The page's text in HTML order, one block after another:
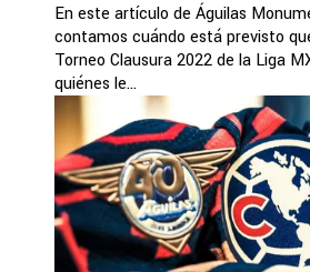
En este artículo de Águilas
contamos cuándo está previsto
Torneo Clausura 2022 de la Liga
quiénes le...